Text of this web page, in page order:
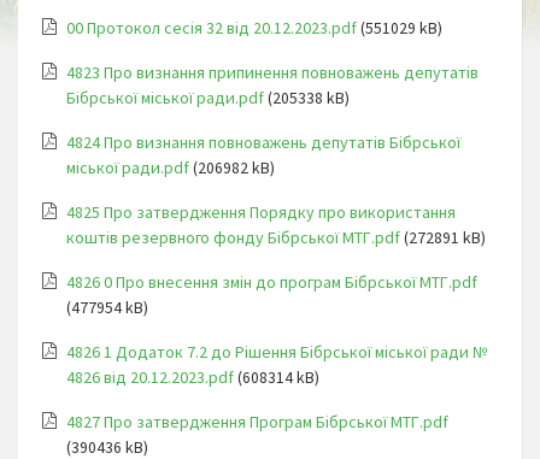
00 Протокол сесія 32 від 20.12.2023.pdf(551029 kB)
4823 Про визнання припинення повноважень депутатів
Бібрської міської ради.pdf(205338 kB)
4824 Про визнання повноважень депутатів Бібрської
міської ради.pdf(206982 kB)
4825 Про затвердження Порядку про використання
коштів резервного фонду Бібрської МТГ.pdf(272891 kB)
4826 0 Про внесення змін до програм Бібрської МТГ.pdf
(477954 kB)
4826 1 Додаток 7.2 до Рішення Бібрської міської ради №
4826 від 20.12.2023.pdf(608314 kB)
4827 Про затвердження Програм Бібрської МТГ.pdf
(390436 kB)